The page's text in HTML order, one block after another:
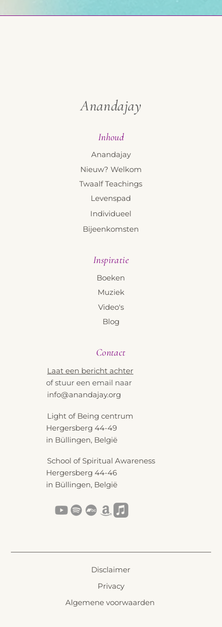
Disclaimer
Privacy
Algemene voorwaarden
Contact
Laat een bericht achter
of stuur een email naar
info@anandajay.org
Light of Being centrum
Hergersberg 44-49
in Büllingen, België
School of Spiritual Awareness
Hergersberg 44-46
in Büllingen, België
Inspiratie
Boeken
Muziek
Video's
Blog
Inhoud
Nieuw? Welkom
Anandajay
Twaalf Teachings
Levenspad
Individueel
Bijeenkomsten
Anandajay